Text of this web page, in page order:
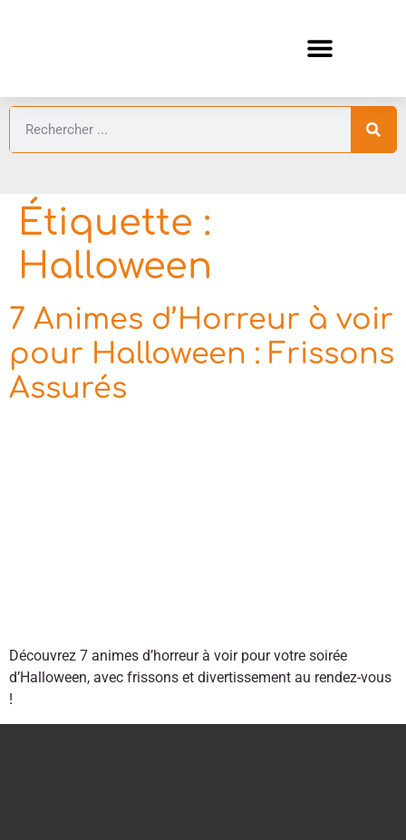
Étiquette :
Halloween
7 Animes d’Horreur à voir
pour Halloween : Frissons
Assurés
Découvrez 7 animes d’horreur à voir pour votre soirée
d’Halloween, avec frissons et divertissement au rendez-vous
!